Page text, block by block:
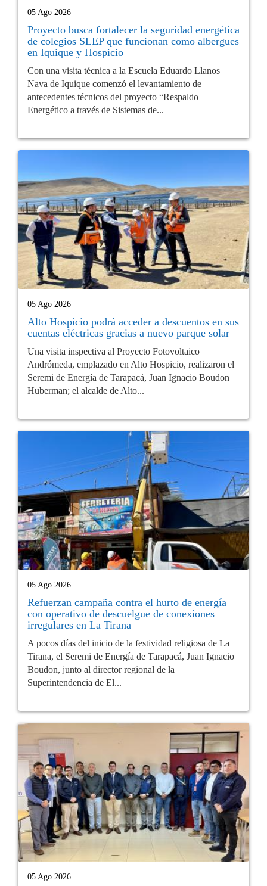
05 Ago 2026
Proyecto busca fortalecer la seguridad energética
de colegios SLEP que funcionan como albergues
en Iquique y Hospicio
Con una visita técnica a la Escuela Eduardo Llanos
Nava de Iquique comenzó el levantamiento de
antecedentes técnicos del proyecto “Respaldo
Energético a través de Sistemas de...
05 Ago 2026
Alto Hospicio podrá acceder a descuentos en sus
cuentas eléctricas gracias a nuevo parque solar
Una visita inspectiva al Proyecto Fotovoltaico
Andrómeda, emplazado en Alto Hospicio, realizaron el
Seremi de Energía de Tarapacá, Juan Ignacio Boudon
Huberman; el alcalde de Alto...
05 Ago 2026
Refuerzan campaña contra el hurto de energía
con operativo de descuelgue de conexiones
irregulares en La Tirana
A pocos días del inicio de la festividad religiosa de La
Tirana, el Seremi de Energía de Tarapacá, Juan Ignacio
Boudon, junto al director regional de la
Superintendencia de El...
05 Ago 2026